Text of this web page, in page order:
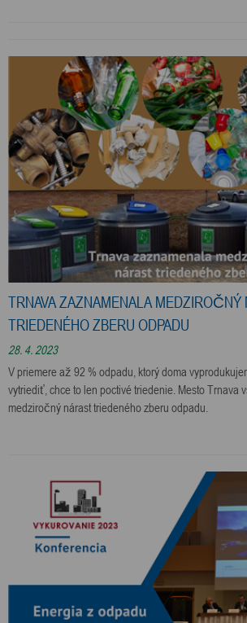
TRNAVA ZAZNAMENALA MEDZIROČNÝ
TRIEDENÉHO ZBERU ODPADU
28. 4. 2023
V priemere až 92 % odpadu, ktorý doma
vytriediť, chce to len poctivé triedenie. Mesto Trnava
medziročný nárast triedeného zberu odpadu.